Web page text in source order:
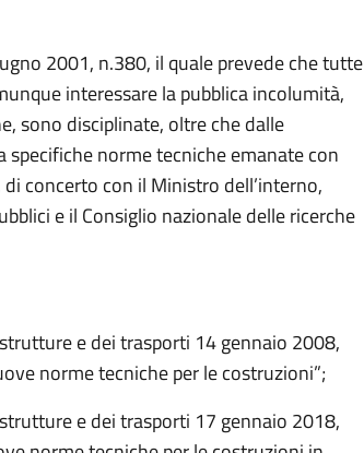
2001, n.380, il quale prevede che tutte
interessare la pubblica incolumità,
sono disciplinate, oltre che dalle
norme tecniche emanate con
concerto con il Ministro dell’interno,
e il Consiglio nazionale delle ricerche
e dei trasporti 14 gennaio 2008,
norme tecniche per le costruzioni”;
e dei trasporti 17 gennaio 2018,